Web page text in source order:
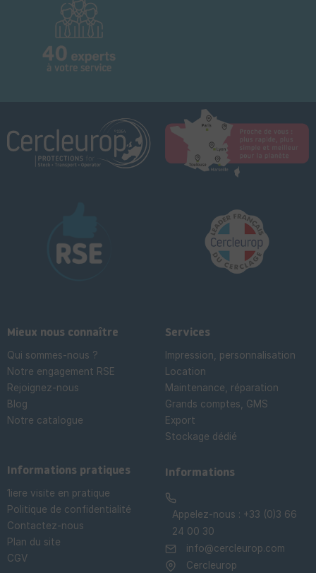
Mieux nous connaître
Qui sommes-nous ?
Notre engagement RSE
Rejoignez-nous
Blog
Notre catalogue
Services
Impression, personnalisation
Location
Maintenance, réparation
Grands comptes, GMS
Export
Stockage dédié
Informations pratiques
1iere visite en pratique
Politique de confidentialité
Contactez-nous
Plan du site
CGV
Informations
Appelez-nous : +33 (0)3 66
24 00 30
info@cercleurop.com
Cercleurop